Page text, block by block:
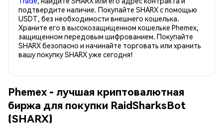
подтвердите наличие. Покупайте SHARX с помощью
USDT, без необходимости внешнего кошелька.
Храните его в высокозащищенном кошельке Phemex,
защищенном передовым шифрованием. Покупайте
SHARX безопасно и начинайте торговать или хранить
вашу покупку SHARX уже сегодня!
Phemex - лучшая криптовалютная
биржа для покупки RaidSharksBot
(SHARX)